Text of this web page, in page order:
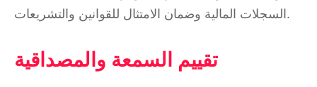
السجلات المالية وضمان الامتثال للقوانين والتشريعات.
تقييم السمعة والمصداقية